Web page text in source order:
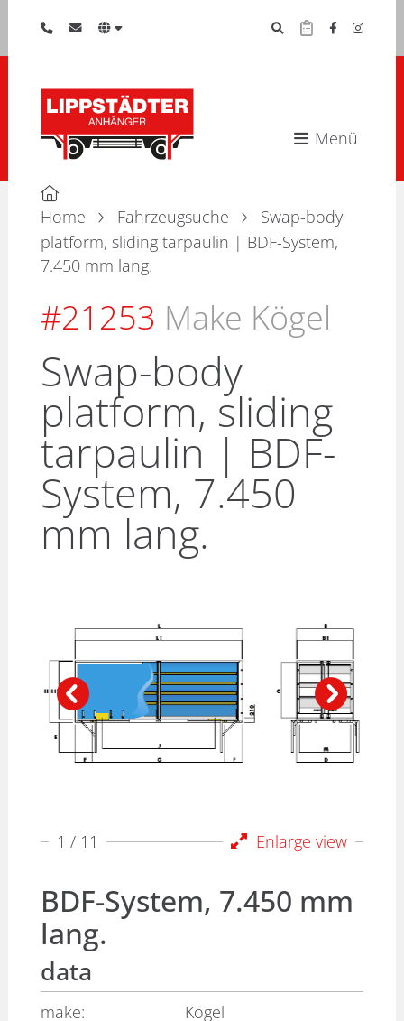
Menü
Home Fahrzeugsuche
Swap-body
platform, sliding tarpaulin | BDF-System,
7.450 mm lang.
#21253 Make Kögel
Swap-body
platform, sliding
tarpaulin | BDF-
System, 7.450
mm lang.
Enlarge view
1 / 11
BDF-System, 7.450 mm
lang.
data
make:
Kögel